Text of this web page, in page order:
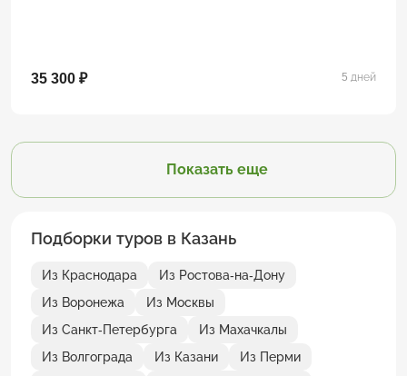
35 300 ₽ 5 дней
Показать еще
Подборки туров в Казань
Из Краснодара
Из Ростова-на-Дону
Из Воронежа
Из Москвы
Из Санкт-Петербурга
Из Махачкалы
Из Волгограда
Из Казани
Из Перми